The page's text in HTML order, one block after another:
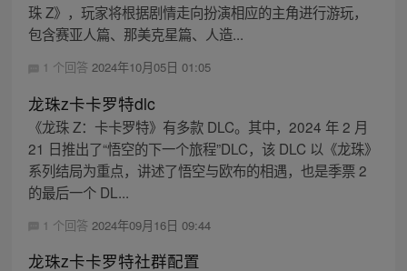
珠 Z》，玩家将根据剧情走向扮演相应的主角进行游玩，
包含赛亚人篇、那美克星篇、人造...
1 个回答 2024年10月05日 01:05
龙珠z卡卡罗特dlc
《龙珠 Z：卡卡罗特》有多款 DLC。其中，2024 年 2 月
21 日推出了“悟空的下一个旅程”DLC，该 DLC 以《龙珠》
系列结局为重点，讲述了悟空与欧布的相遇，也是季票 2
的最后一个 DL...
1 个回答 2024年09月16日 09:44
龙珠z卡卡罗特社群配置